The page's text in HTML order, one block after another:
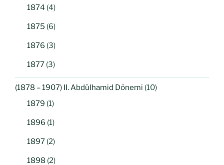
1874 (4)
1875 (6)
1876 (3)
1877 (3)
(1878 – 1907) II. Abdülhamid Dönemi (10)
1879 (1)
1896 (1)
1897 (2)
1898 (2)